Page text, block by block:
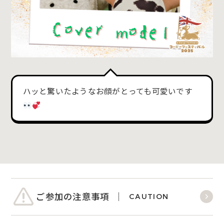
ハッと驚いたようなお顔がとっても可愛いです
ご参加の注意事項 CAUTION